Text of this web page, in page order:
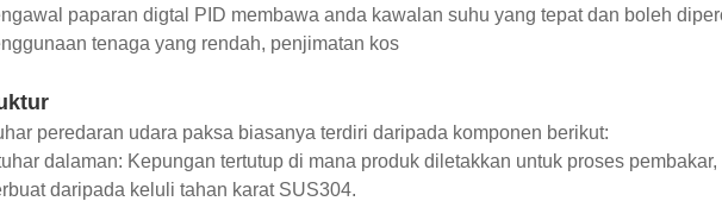
paparan digtal PID membawa anda kawalan suhu yang tepat dan boleh
tenaga yang rendah, penjimatan kos
peredaran udara paksa biasanya terdiri daripada komponen berikut:
dalaman: Kepungan tertutup di mana produk diletakkan untuk proses
daripada keluli tahan karat SUS304.